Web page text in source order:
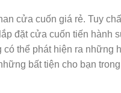
cửa cuốn giá rẻ. Tuy
đặt cửa cuốn tiến hành
thể phát hiện ra những
bất tiện cho bạn